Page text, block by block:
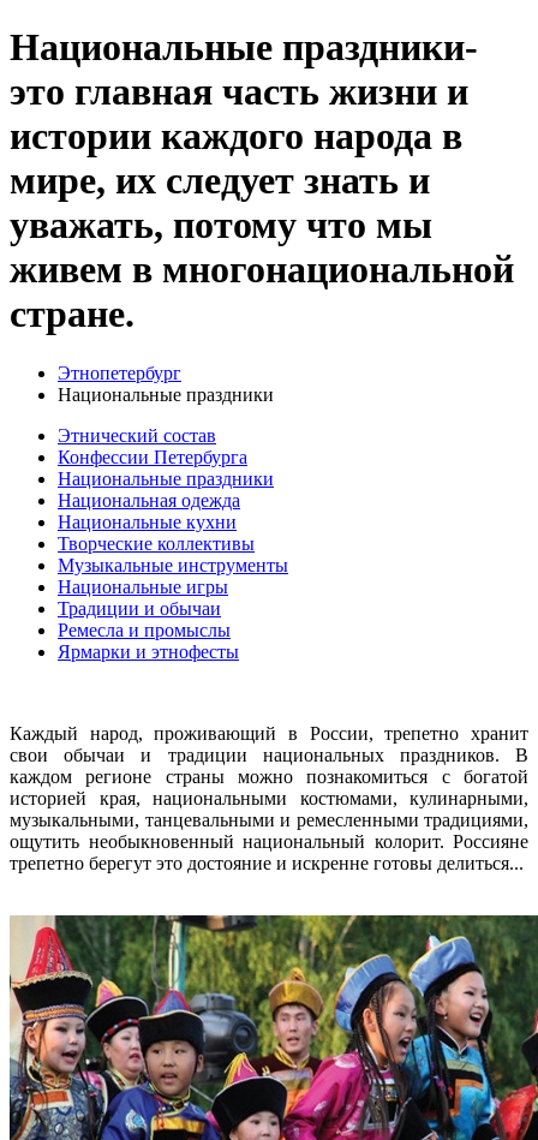
Национальные праздники-
это главная часть жизни и
истории каждого народа в
мире, их следует знать и
уважать, потому что мы
живем в многонациональной
стране.
Этнопетербург
Национальные праздники
Этнический состав
Конфессии Петербурга
Национальные праздники
Национальная одежда
Национальные кухни
Творческие коллективы
Музыкальные инструменты
Национальные игры
Традиции и обычаи
Ремесла и промыслы
Ярмарки и этнофесты
Каждый народ, проживающий в России, трепетно хранит
свои обычаи и традиции национальных праздников. В
каждом регионе страны можно познакомиться с богатой
историей края, национальными костюмами, кулинарными,
музыкальными, танцевальными и ремесленными традициями,
ощутить необыкновенный национальный колорит. Россияне
трепетно берегут это достояние и искренне готовы делиться...